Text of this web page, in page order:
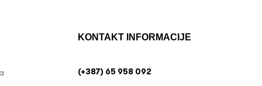
KONTAKT INFORMACIJE
(+387) 65 958 092